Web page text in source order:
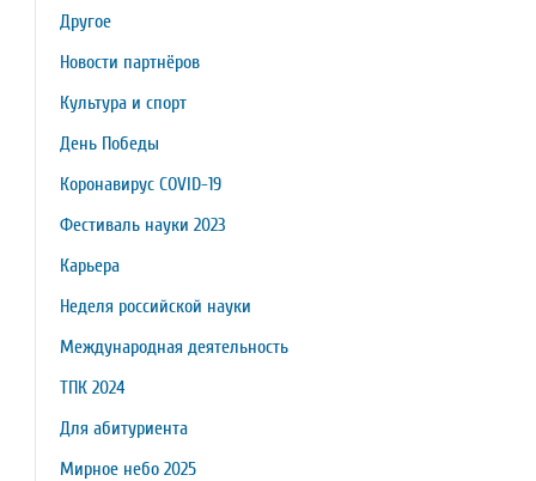
Другое
Новости партнёров
Культура и спорт
День Победы
Коронавирус COVID-19
Фестиваль науки 2023
Карьера
Неделя российской науки
Международная деятельность
ТПК 2024
Для абитуриента
Мирное небо 2025